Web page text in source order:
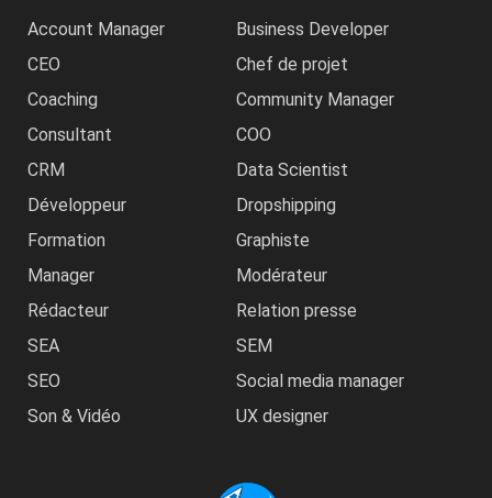
Account Manager
Business Developer
CEO
Chef de projet
Coaching
Community Manager
Consultant
COO
CRM
Data Scientist
Développeur
Dropshipping
Formation
Graphiste
Manager
Modérateur
Rédacteur
Relation presse
SEA
SEM
SEO
Social media manager
Son & Vidéo
UX designer